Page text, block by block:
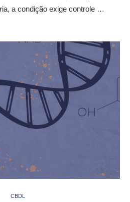
a condição exige controle …
CBDL